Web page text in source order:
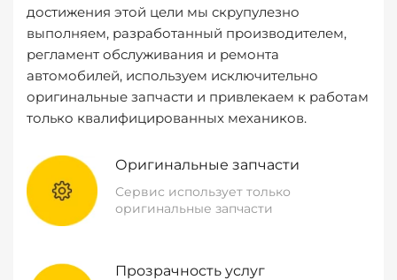
достижения этой цели мы скрупулезно
выполняем, разработанный производителем,
регламент обслуживания и ремонта
автомобилей, используем исключительно
оригинальные запчасти и привлекаем к работам
только квалифицированных механиков.
Оригинальные запчасти
Сервис использует только
оригинальные запчасти
Прозрачность услуг